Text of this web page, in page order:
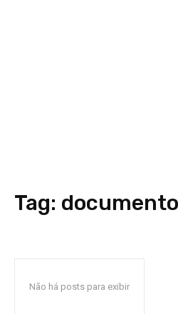
Tag:
Não há posts para exibir